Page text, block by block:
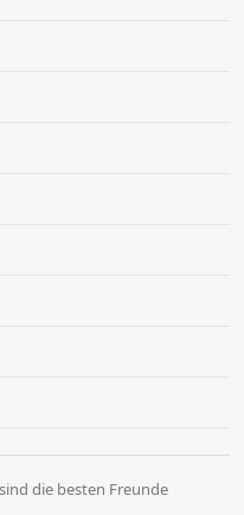
die besten Freunde